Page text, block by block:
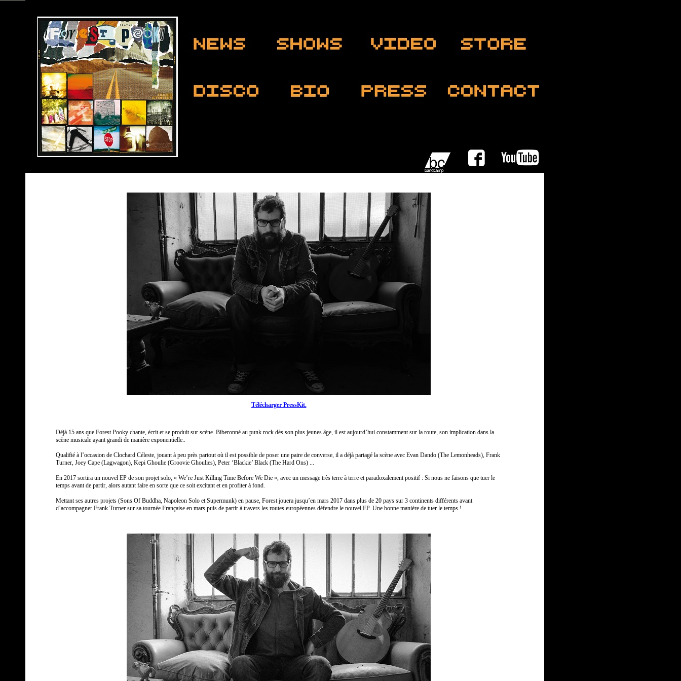
Télécharger PressKit.
Déjà 15 ans que Forest Pooky chante, écrit et se produit sur scène. Biberonné au punk rock dès son plus jeunes âge, il est aujourd’hui constamment sur la route, son implication dans la
scène musicale ayant grandi de manière exponentielle..
Qualifié à l’occasion de Clochard Céleste, jouant à peu près partout où il est possible de poser une paire de converse, il a déjà partagé la scène avec Evan Dando (The Lemonheads), Frank
Turner, Joey Cape (Lagwagon), Kepi Ghoulie (Groovie Ghoulies), Peter ‘Blackie’ Black (The Hard Ons) ...
En 2017 sortira un nouvel EP de son projet solo, « We’re Just Killing Time Before We Die », avec un message très terre à terre et paradoxalement positif : Si nous ne faisons que tuer le
temps avant de partir, alors autant faire en sorte que ce soit excitant et en profiter à fond.
Mettant ses autres projets (Sons Of Buddha, Napoleon Solo et Supermunk) en pause, Forest jouera jusqu’en mars 2017 dans plus de 20 pays sur 3 continents différents avant
d’accompagner Frank Turner sur sa tournée Française en mars puis de partir à travers les routes européennes défendre le nouvel EP. Une bonne manière de tuer le temps !